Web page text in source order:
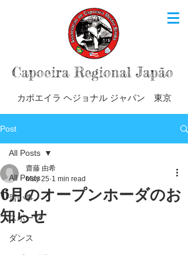
Capoeira Regional Japão
カポエイラ ヘジョナル ジャパン 東京
Post
All Posts
習い事
スポーツ
ダンス
All Posts
6月のオープンホーダのお
知らせ
齋藤 由希
May 25 1 min read